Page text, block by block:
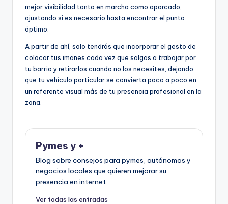
mejor visibilidad tanto en marcha como aparcado,
ajustando si es necesario hasta encontrar el punto
óptimo.
A partir de ahí, solo tendrás que incorporar el gesto de
colocar tus imanes cada vez que salgas a trabajar por
tu barrio y retirarlos cuando no los necesites, dejando
que tu vehículo particular se convierta poco a poco en
un referente visual más de tu presencia profesional en la
zona.
Pymes y +
Blog sobre consejos para pymes, autónomos y
negocios locales que quieren mejorar su
presencia en internet
Ver todas las entradas